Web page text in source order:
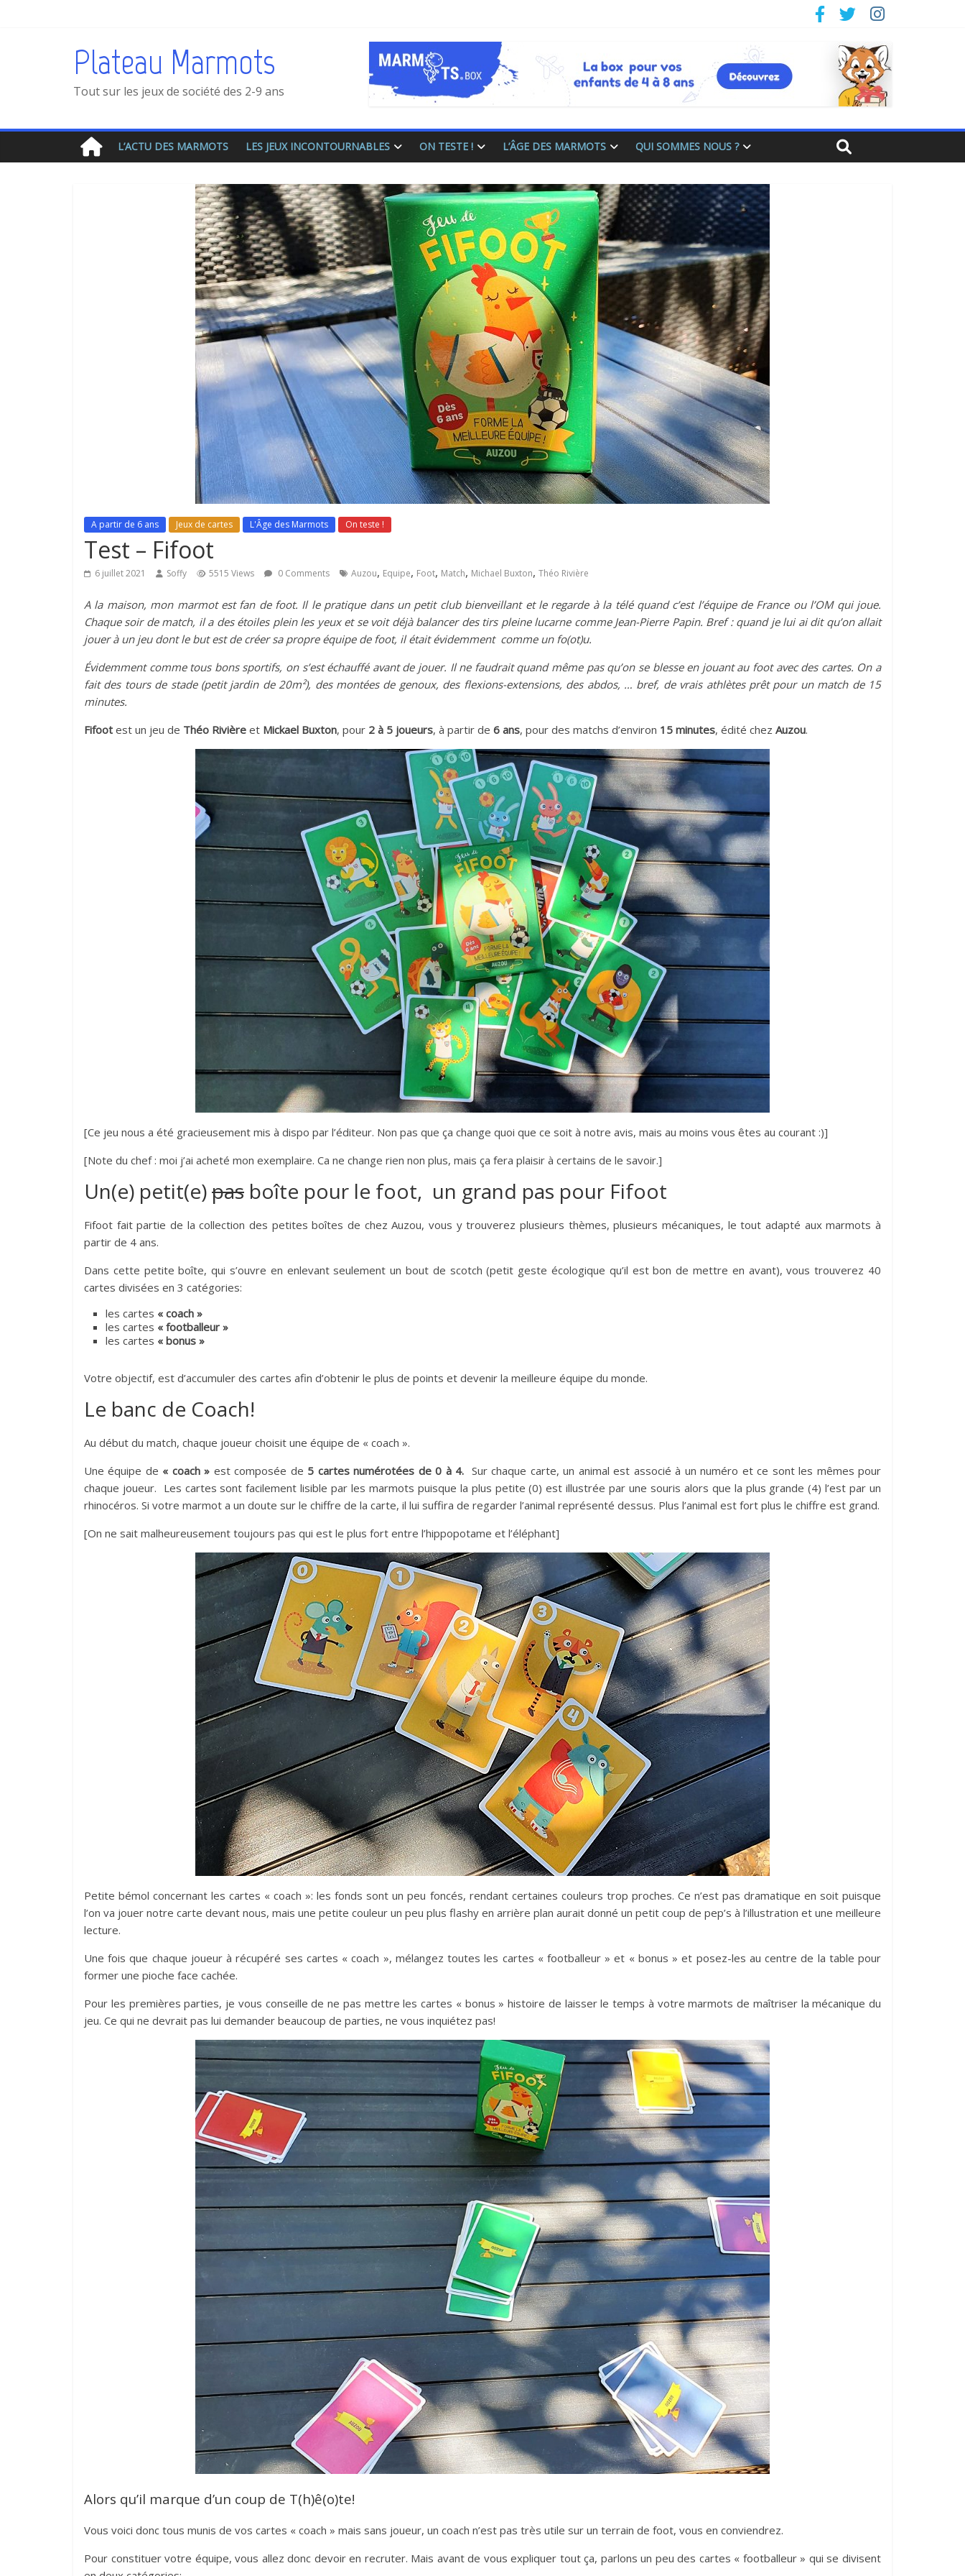
Plateau Marmots
Tout sur les jeux de société des 2-9 ans
L’ACTU DES MARMOTS LES JEUX INCONTOURNABLES ON TESTE ! L’ÂGE DES MARMOTS QUI SOMMES NOUS ?
A partir de 6 ans Jeux de cartes L'Âge des Marmots On teste !
Test – Fifoot
6 juillet 2021 Soffy 5515 Views 0 Comments Auzou, Equipe, Foot, Match, Michael Buxton, Théo Rivière
A la maison, mon marmot est fan de foot. Il le pratique dans un petit club bienveillant et le regarde à la télé quand c’est l’équipe de France ou l’OM qui joue.
Chaque soir de match, il a des étoiles plein les yeux et se voit déjà balancer des tirs pleine lucarne comme Jean-Pierre Papin. Bref : quand je lui ai dit qu’on allait
jouer à un jeu dont le but est de créer sa propre équipe de foot, il était évidemment comme un fo(ot)u.
Évidemment comme tous bons sportifs, on s’est échauffé avant de jouer. Il ne faudrait quand même pas qu’on se blesse en jouant au foot avec des cartes. On a
fait des tours de stade (petit jardin de 20m²), des montées de genoux, des flexions-extensions, des abdos, … bref, de vrais athlètes prêt pour un match de 15
minutes.
Fifoot est un jeu de Théo Rivière et Mickael Buxton, pour 2 à 5 joueurs, à partir de 6 ans, pour des matchs d’environ 15 minutes, édité chez Auzou.
[Ce jeu nous a été gracieusement mis à dispo par l’éditeur. Non pas que ça change quoi que ce soit à notre avis, mais au moins vous êtes au courant :)]
[Note du chef : moi j’ai acheté mon exemplaire. Ca ne change rien non plus, mais ça fera plaisir à certains de le savoir.]
Un(e) petit(e)pas boîte pour le foot, un grand pas pour Fifoot
Fifoot fait partie de la collection des petites boîtes de chez Auzou, vous y trouverez plusieurs thèmes, plusieurs mécaniques, le tout adapté aux marmots à
partir de 4 ans.
Dans cette petite boîte, qui s’ouvre en enlevant seulement un bout de scotch (petit geste écologique qu’il est bon de mettre en avant), vous trouverez 40
cartes divisées en 3 catégories:
les cartes « coach »
les cartes « footballeur »
les cartes « bonus »
Votre objectif, est d’accumuler des cartes afin d’obtenir le plus de points et devenir la meilleure équipe du monde.
Le banc de Coach!
Au début du match, chaque joueur choisit une équipe de « coach ».
Une équipe de « coach » est composée de 5 cartes numérotées de 0 à 4. Sur chaque carte, un animal est associé à un numéro et ce sont les mêmes pour
chaque joueur. Les cartes sont facilement lisible par les marmots puisque la plus petite (0) est illustrée par une souris alors que la plus grande (4) l’est par un
rhinocéros. Si votre marmot a un doute sur le chiffre de la carte, il lui suffira de regarder l’animal représenté dessus. Plus l’animal est fort plus le chiffre est grand.
[On ne sait malheureusement toujours pas qui est le plus fort entre l’hippopotame et l’éléphant]
Petite bémol concernant les cartes « coach »: les fonds sont un peu foncés, rendant certaines couleurs trop proches. Ce n’est pas dramatique en soit puisque
l’on va jouer notre carte devant nous, mais une petite couleur un peu plus flashy en arrière plan aurait donné un petit coup de pep’s à l’illustration et une meilleure
lecture.
Une fois que chaque joueur à récupéré ses cartes « coach », mélangez toutes les cartes « footballeur » et « bonus » et posez-les au centre de la table pour
former une pioche face cachée.
Pour les premières parties, je vous conseille de ne pas mettre les cartes « bonus » histoire de laisser le temps à votre marmots de maîtriser la mécanique du
jeu. Ce qui ne devrait pas lui demander beaucoup de parties, ne vous inquiétez pas!
Alors qu’il marque d’un coup de T(h)ê(o)te!
Vous voici donc tous munis de vos cartes « coach » mais sans joueur, un coach n’est pas très utile sur un terrain de foot, vous en conviendrez.
Pour constituer votre équipe, vous allez donc devoir en recruter. Mais avant de vous expliquer tout ça, parlons un peu des cartes « footballeur » qui se divisent